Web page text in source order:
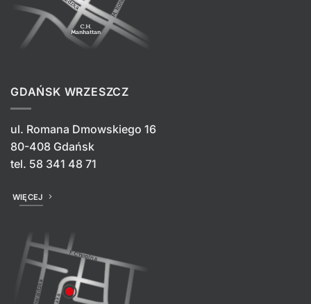
GDAŃSK WRZESZCZ
ul. Romana Dmowskiego 16
80-408 Gdańsk
tel. 58 341 48 71
WIĘCEJ